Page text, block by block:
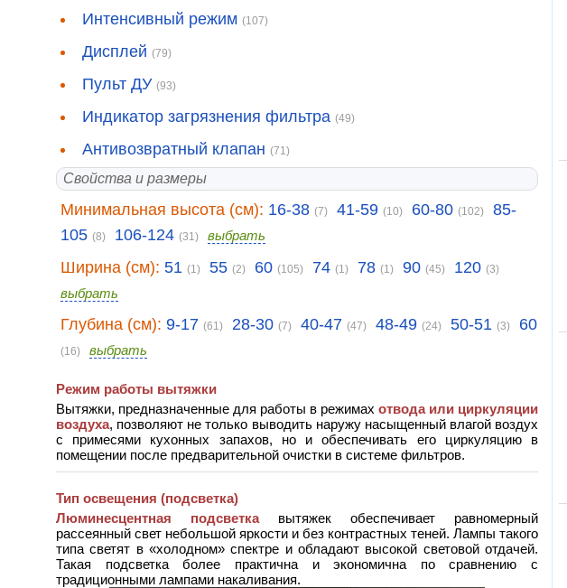
Интенсивный режим (107)
Дисплей (79)
Пульт ДУ (93)
Индикатор загрязнения фильтра (49)
Антивозвратный клапан (71)
Свойства и размеры
Минимальная высота (см): 16-38 (7) 41-59 (10) 60-80 (102)
85-
105 (8) 106-124 (31) выбрать
Ширина (см): 51 (1) 55 (2) 60 (105) 74 (1) 78 (1) 90 (45) 120 (3)
выбрать
Глубина (см): 9-17 (61) 28-30 (7) 40-47 (47) 48-49 (24) 50-51 (3) 60
(16) выбрать
Режим работы вытяжки
Вытяжки, предназначенные для работы в режимах отвода или циркуляции
воздуха, позволяют не только выводить наружу насыщенный влагой воздух
с примесями кухонных запахов, но и обеспечивать его циркуляцию в
помещении после предварительной очистки в системе фильтров.
Тип освещения (подсветка)
Люминесцентная подсветкавытяжек обеспечивает равномерный
рассеянный свет небольшой яркости и без контрастных теней. Лампы такого
типа светят в «холодном» спектре и обладают высокой световой отдачей.
Такая подсветка более практична и экономична по сравнению с
традиционными лампами накаливания.